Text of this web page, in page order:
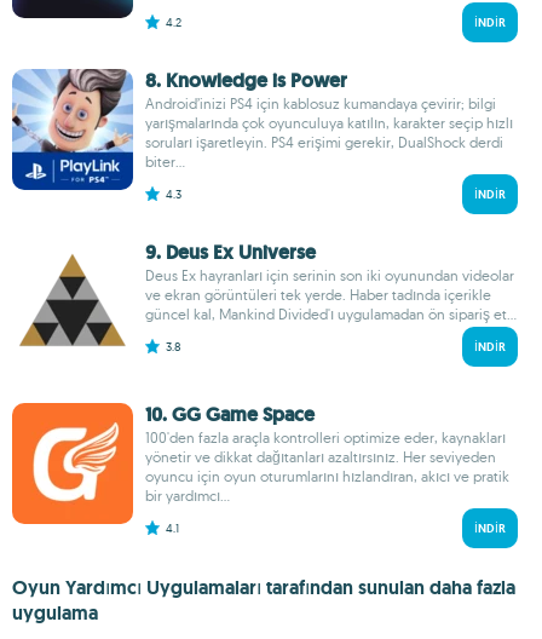
4.2 İNDIR
8. Knowledge is Power
Android’inizi PS4 için kablosuz kumandaya çevirir; bilgi
yarışmalarında çok oyunculuya katılın, karakter seçip hızlı
soruları işaretleyin. PS4 erişimi gerekir, DualShock derdi
biter...
4.3 İNDIR
9. Deus Ex Universe
Deus Ex hayranları için serinin son iki oyunundan videolar
ve ekran görüntüleri tek yerde. Haber tadında içerikle
güncel kal, Mankind Divided'ı uygulamadan ön sipariş et...
3.8 İNDIR
10. GG Game Space
100'den fazla araçla kontrolleri optimize eder, kaynakları
yönetir ve dikkat dağıtanları azaltırsınız. Her seviyeden
oyuncu için oyun oturumlarını hızlandıran, akıcı ve pratik
bir yardımcı...
4.1 İNDIR
Oyun Yardımcı Uygulamaları tarafından sunulan daha fazla
uygulama